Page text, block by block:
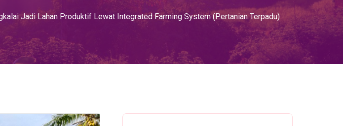
Jadi Lahan Produktif Lewat Integrated Farming System (Pertanian Terpadu)